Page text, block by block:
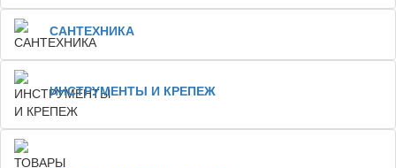
САНТЕХНИКА
ИНСТРУМЕНТЫ И КРЕПЕЖ